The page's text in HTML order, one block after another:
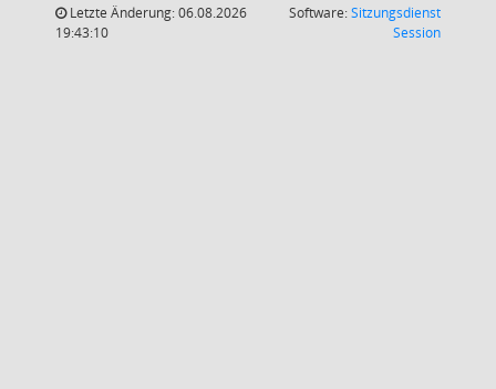
Letzte Änderung: 06.08.2026
19:43:10
Software:Sitzungsdienst
Session(Wird in